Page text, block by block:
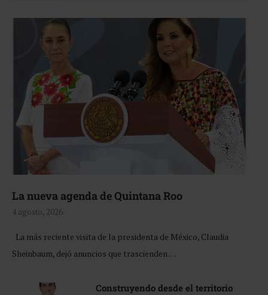
La nueva agenda de Quintana Roo
4 agosto, 2026
La más reciente visita de la presidenta de México, Claudia
Sheinbaum, dejó anuncios que trascienden …
Construyendo desde el territorio